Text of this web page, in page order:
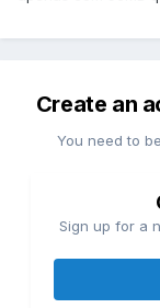
Create an
You need to
Sign up for a